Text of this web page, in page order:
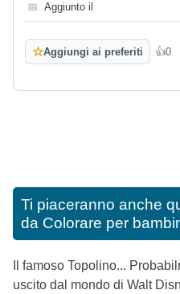
📅 Aggiunto il
☆Aggiungi ai preferiti 👍0
Mi
Ti piaceranno anche
da Colorare per
Il famoso Topolino...
uscito dal mondo di Walt